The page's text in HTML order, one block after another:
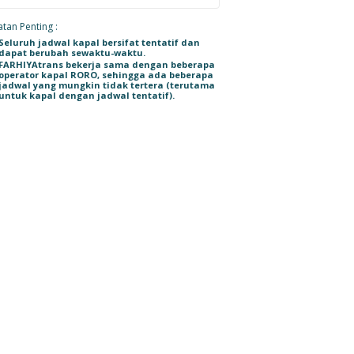
Penting :
jadwal kapal bersifat tentatif dan
berubah sewaktu-waktu.
bekerja sama dengan beberapa
kapal RORO, sehingga ada beberapa
yang mungkin tidak tertera (terutama
kapal dengan jadwal tentatif).